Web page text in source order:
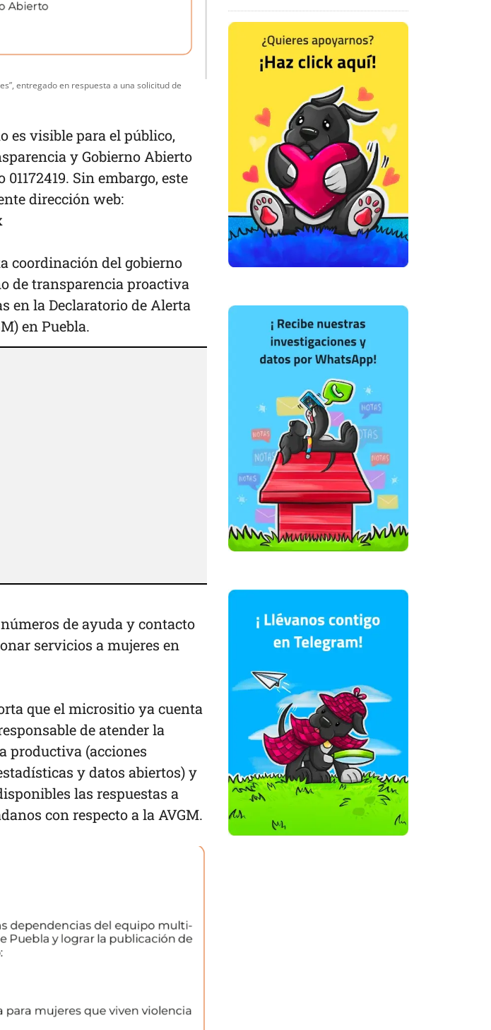
entregado en respuesta a una solicitud de
es visible para el público,
y Gobierno Abierto
Sin embargo, este
dirección web:
coordinación del gobierno
de transparencia proactiva
en la Declaratorio de Alerta
en Puebla.
de ayuda y contacto
servicios a mujeres en
que el micrositio ya cuenta
de atender la
productiva (acciones
y datos abiertos) y
las respuestas a
con respecto a la AVGM.